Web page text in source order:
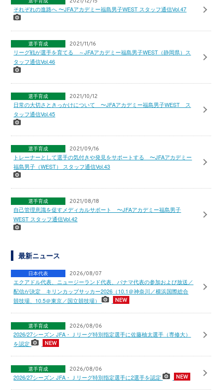
それぞれの進路へ 〜JFAアカデミー福島男子WEST スタッフ通信Vol.47
選手育成 2021/11/16
リーグ戦が選手を育てる ～JFAアカデミー福島男子WEST（静岡県）ス
タッフ通信Vol.46
選手育成 2021/10/12
日常の大切さときっかけについて 〜JFAアカデミー福島男子WEST ス
タッフ通信Vol.45
選手育成 2021/09/16
トレーナーとして選手の気付きや発見をサポートする 〜JFAアカデミー
福島男子（WEST） スタッフ通信Vol.43
選手育成 2021/08/18
自己管理意識を促すメディカルサポート 〜JFAアカデミー福島男子
WEST スタッフ通信Vol.42
最新ニュース
日本代表 2026/08/07
エクアドル代表、ニュージーランド代表、パナマ代表の参加および放送／
配信が決定 キリンカップサッカー2026（10.1＠神奈川／横浜国際総合
競技場、10.5＠東京／国立競技場）
選手育成 2026/08/06
2026/27シーズン JFA・Ｊリーグ特別指定選手に佐藤柚太選手（専修大）
を認定
選手育成 2026/08/06
2026/27シーズン JFA・Ｊリーグ特別指定選手に2選手を認定